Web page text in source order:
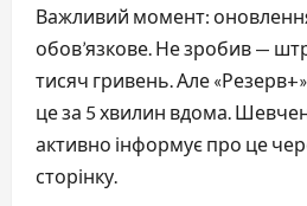
Важливий момент:
обов’язкове. Не зробив —
тисяч гривень. Але
це за 5 хвилин вдома.
активно інформує про це
сторінку.